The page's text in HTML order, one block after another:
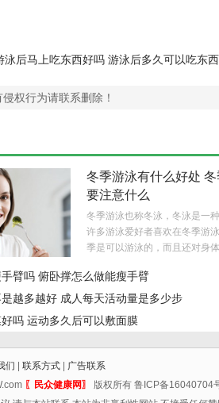
泳后马上吃东西好吗 游泳后多久可以吃东西
权行为请联系删除！
冬季游泳有什么好处
要注意什么
冬季游泳也称冬泳，冬泳是一
许多游泳爱好者喜欢在冬季游
季是可以游泳的，而且还对身
处。..
臂吗 俯卧撑怎么做能瘦手臂
越多越好 成人每天活动量是多少步
吗 运动多久后可以敷面膜
们 联系方式
广告联系
〖民众健康网〗
版权所有 鲁ICP备16040704